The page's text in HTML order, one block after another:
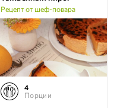
Рецепт от шеф-повара
4
Порции